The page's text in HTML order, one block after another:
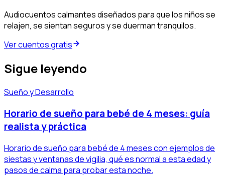
Audiocuentos calmantes diseñados para que los niños se
relajen, se sientan seguros y se duerman tranquilos.
Ver cuentos gratis
Sigue leyendo
Sueño y Desarrollo
Horario de sueño para bebé de 4 meses: guía
realista y práctica
Horario de sueño para bebé de 4 meses con ejemplos de
siestas y ventanas de vigilia, qué es normal a esta edad y
pasos de calma para probar esta noche.